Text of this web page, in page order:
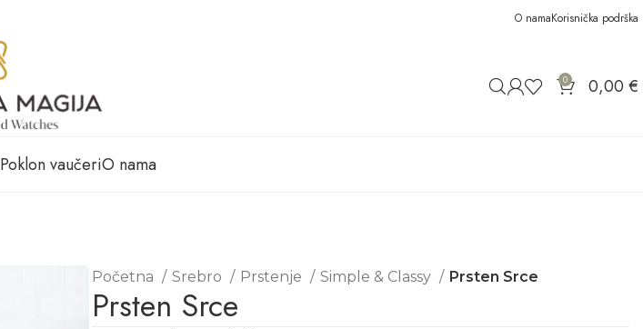
O namaKorisnička podrška
0 0,00 €
Poklon vaučeriO nama
Početna Srebro Prstenje Simple & Classy Prsten Srce
Prsten Srce